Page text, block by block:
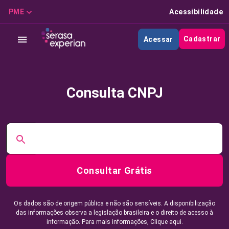
PME Acessibilidade
Acessar Cadastrar
Consulta CNPJ
Consultar Grátis
Os dados são de origem pública e não são sensíveis. A disponibilização
das informações observa a legislação brasileira e o direito de acesso à
informação. Para mais informações, Clique aqui.